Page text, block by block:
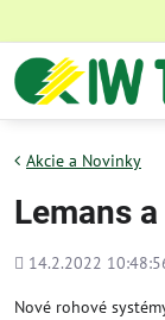
Akcie a Novinky
Lemans
Pridané
14.2.2022
Nové rohové